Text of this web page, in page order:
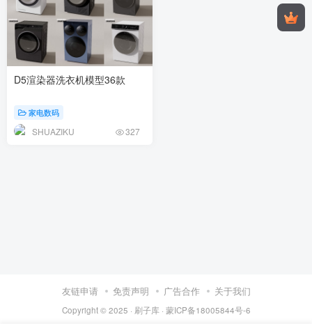
D5渲染器洗衣机模型36款
家电数码
SHUAZIKU 327
友链申请 免责声明 广告合作 关于我们
Copyright © 2025 · 刷子库 · 蒙ICP备18005844号-6